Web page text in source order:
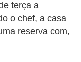
terça a
o chef, a casa
reserva com,